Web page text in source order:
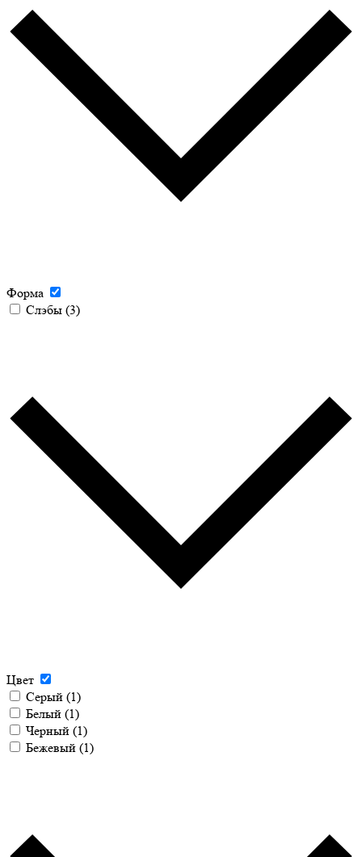
Форма
Слэбы (3)
Цвет
Серый (1)
Белый (1)
Черный (1)
Бежевый (1)